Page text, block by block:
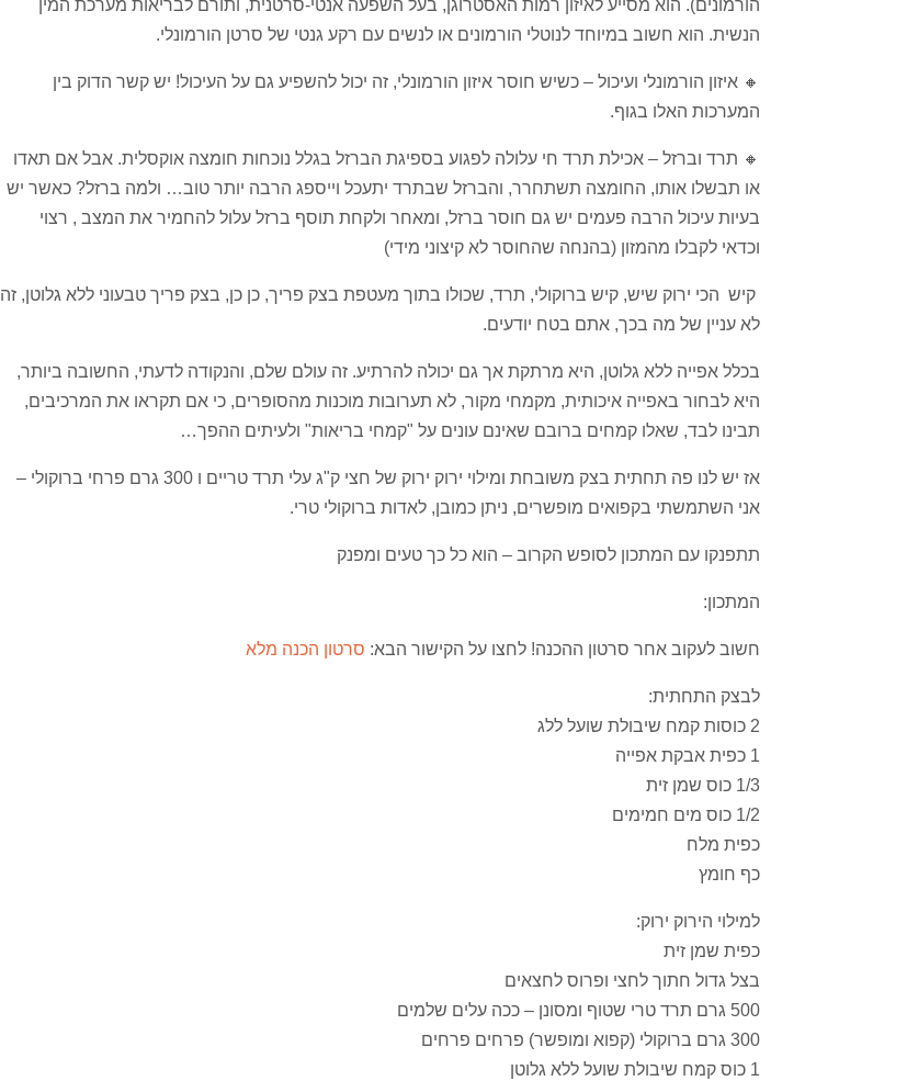
הורמונים). הוא מסייע לאיזון רמות האסטרוגן, בעל השפעה אנטי-סרטנית, ותורם לבריאות מערכת המין
הנשית. הוא חשוב במיוחד לנוטלי הורמונים או לנשים עם רקע גנטי של סרטן הורמונלי.
🔸 איזון הורמונלי ועיכול – כשיש חוסר איזון הורמונלי, זה יכול להשפיע גם על העיכול! יש קשר הדוק בין
המערכות האלו בגוף.
🔸 תרד וברזל – אכילת תרד חי עלולה לפגוע בספיגת הברזל בגלל נוכחות חומצה אוקסלית. אבל אם תאדו
או תבשלו אותו, החומצה תשתחרר, והברזל שבתרד יתעכל וייספג הרבה יותר טוב… ולמה ברזל? כאשר יש
בעיות עיכול הרבה פעמים יש גם חוסר ברזל, ומאחר ולקחת תוסף ברזל עלול להחמיר את המצב , רצוי
וכדאי לקבלו מהמזון (בהנחה שהחוסר לא קיצוני מידי)
קיש הכי ירוק שיש, קיש ברוקולי, תרד, שכולו בתוך מעטפת בצק פריך, כן כן, בצק פריך טבעוני ללא גלוטן, זה
לא עניין של מה בכך, אתם בטח יודעים.
בכלל אפייה ללא גלוטן, היא מרתקת אך גם יכולה להרתיע. זה עולם שלם, והנקודה לדעתי, החשובה ביותר,
היא לבחור באפייה איכותית, מקמחי מקור, לא תערובות מוכנות מהסופרים, כי אם תקראו את המרכיבים,
תבינו לבד, שאלו קמחים ברובם שאינם עונים על "קמחי בריאות" ולעיתים ההפך…
אז יש לנו פה תחתית בצק משובחת ומילוי ירוק ירוק של חצי ק"ג עלי תרד טריים ו 300 גרם פרחי ברוקולי –
אני השתמשתי בקפואים מופשרים, ניתן כמובן, לאדות ברוקולי טרי.
תתפנקו עם המתכון לסופש הקרוב – הוא כל כך טעים ומפנק
המתכון:
חשוב לעקוב אחר סרטון ההכנה! לחצו על הקישור הבא: סרטון הכנה מלא
לבצק התחתית:
2 כוסות קמח שיבולת שועל ללג
1 כפית אבקת אפייה
1/3 כוס שמן זית
1/2 כוס מים חמימים
כפית מלח
כף חומץ
למילוי הירוק ירוק:
כפית שמן זית
בצל גדול חתוך לחצי ופרוס לחצאים
500 גרם תרד טרי שטוף ומסונן – ככה עלים שלמים
300 גרם ברוקולי (קפוא ומופשר) פרחים פרחים
1 כוס קמח שיבולת שועל ללא גלוטן